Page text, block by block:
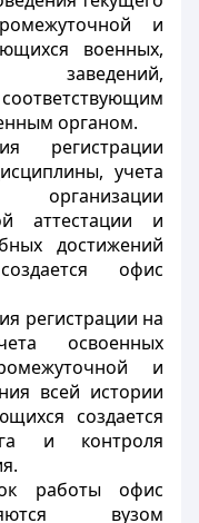
и
военных,
заведений,
органом.
регистрации
учета
аттестации и
достижений
офис
регистрации на
освоенных
и
всей истории
создается
и контроля
работы офис
вузом